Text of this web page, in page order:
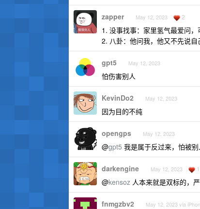
zapper May 12, 2023 2
1. 没事找事：家里氢气最爱问
2. 八卦：他问我，他又不先说
gpt5 May 12, 2023
怕伤害别人
KevinDo2 May 12, 2023
因为目的不纯
opengps May 12, 2023
@gpt5 我是属于反过来，怕被
darkengine May 12, 2023 1
@kensoz 人本来就是双标的，
fnmgzbv2 May 12, 2023 via